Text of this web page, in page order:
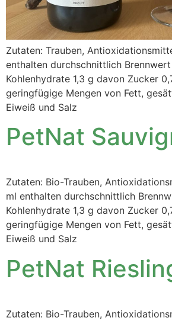
Zutaten: Trauben,
enthalten durchschnittlich
Kohlenhydrate 1,3 g davon Zucker
geringfügige Mengen von Fett,
Eiweiß und Salz
PetNat
Zutaten: Bio-Trauben,
ml enthalten durchschnittlich
Kohlenhydrate 1,3 g davon Zucker
geringfügige Mengen von Fett,
Eiweiß und Salz
PetNat
Zutaten: Bio-Trauben,